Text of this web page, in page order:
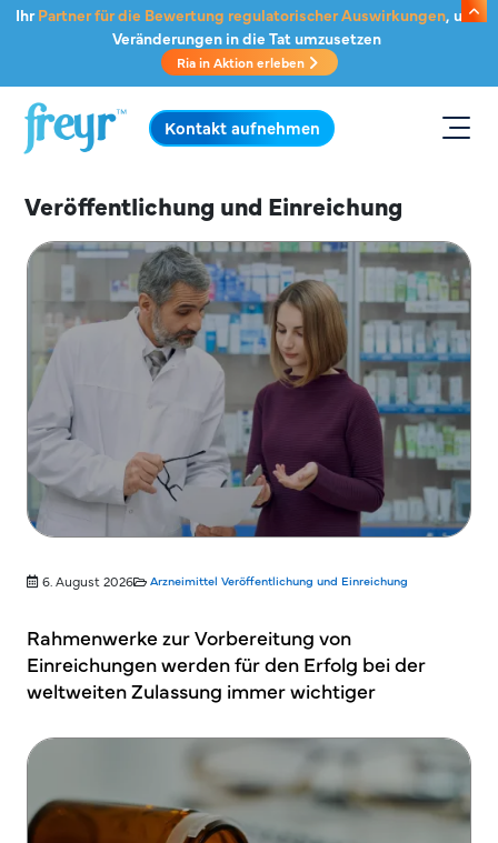
Zum Hauptinhalt springen
IhrPartner für die Bewertung regulatorischer Auswirkungen, um
Veränderungen in die Tat umzusetzen
Ria in Aktion erleben
.
Kontakt aufnehmen
Veröffentlichung und Einreichung
6. August 2026 Arzneimittel Veröffentlichung und Einreichung
Rahmenwerke zur Vorbereitung von
Einreichungen werden für den Erfolg bei der
weltweiten Zulassung immer wichtiger